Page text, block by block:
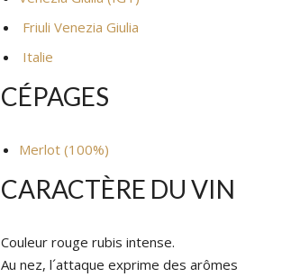
PLATS PRÉPARÉS
TOMATES ET SAUCES
Friuli Venezia Giulia
Italie
CÉPAGES
Merlot (100%)
CARACTÈRE DU VIN
Couleur rouge rubis intense.
Au nez, l´attaque exprime des arômes